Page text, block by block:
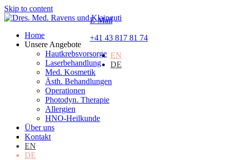
Skip to content
E-Mail
+41 43 817 81 74
EN
DE
Home
Unsere Angebote
Hautkrebsvorsorge
Laserbehandlung
Med. Kosmetik
Ästh. Behandlungen
Operationen
Photodyn. Therapie
Allergien
HNO-Heilkunde
Über uns
Kontakt
EN
DE